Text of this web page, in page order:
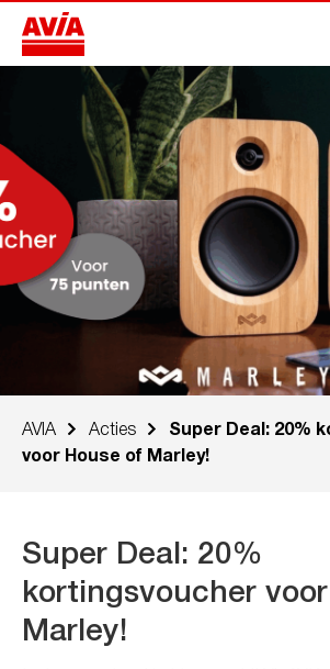
AVIA Acties
Super Deal: 20%
voor House of Marley!
Super Deal: 20%
kortingsvoucher
Marley!